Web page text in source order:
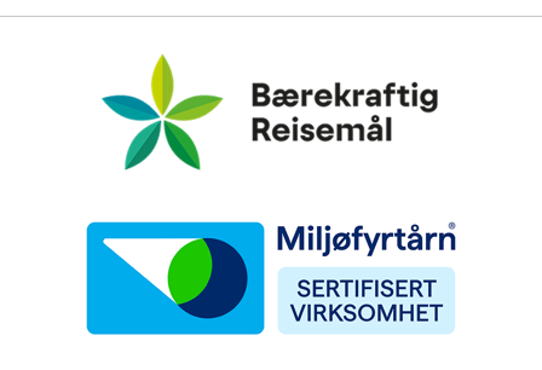
Bærekraftig Reisemål
Miljøfyrtårn